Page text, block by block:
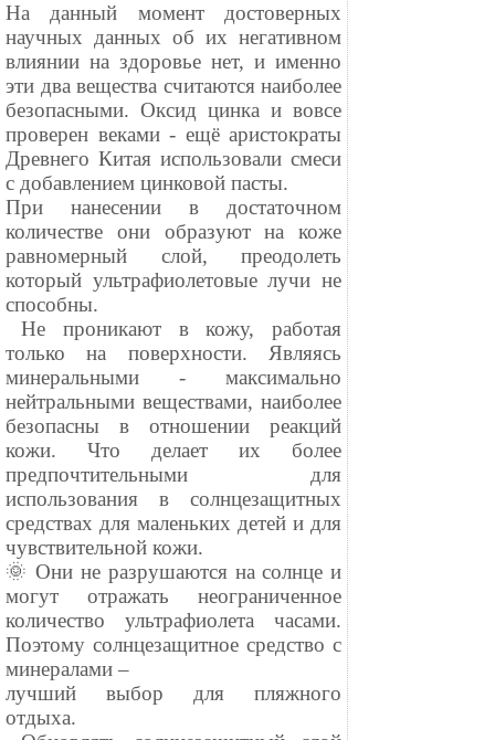
На данный момент достоверных
научных данных об их негативном
влиянии на здоровье нет, и именно
эти два вещества считаются наиболее
безопасными. Оксид цинка и вовсе
проверен веками - ещё аристократы
Древнего Китая использовали смеси
с добавлением цинковой пасты.
При нанесении в достаточном
количестве они образуют на коже
равномерный слой, преодолеть
который ультрафиолетовые лучи не
способны.
⠀Не проникают в кожу, работая
только на поверхности. Являясь
минеральными - максимально
нейтральными веществами, наиболее
безопасны в отношении реакций
кожи. Что делает их более
предпочтительными для
использования в солнцезащитных
средствах для маленьких детей и для
чувствительной кожи.
🌞 Они не разрушаются на солнце и
могут отражать неограниченное
количество ультрафиолета часами.
Поэтому солнцезащитное средство с
минералами –
лучший выбор для пляжного
отдыха.